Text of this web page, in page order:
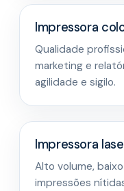
Impressora
Qualidade
marketing e
agilidade e sigilo.
Impressora
Alto volume,
impressões